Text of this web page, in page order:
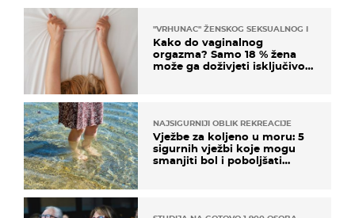
"VRHUNAC" ŽENSKOG SEKSUALNOG ISKUSTVA
Kako do vaginalnog
orgazma? Samo 18 % žena
može ga doživjeti isključivo
NAJSIGURNIJI OBLIK REKREACIJE
Vježbe za koljeno u moru: 5
sigurnih vježbi koje mogu
smanjiti bol i poboljšati